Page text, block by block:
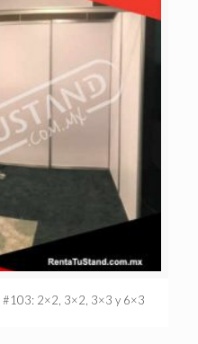
#103: 2×2, 3×2, 3×3 y 6×3